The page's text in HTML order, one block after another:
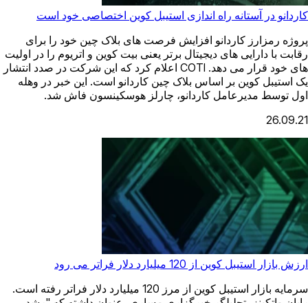
کاردانو در آستانه راه اندازی استیبل کوین اختصاصی خود است
پروژه رمزارز کاردانو افزایش فرصت های بلاک چین خود را برای
رقابت با دارایی های دیجیتال برتر یعنی بیت کوین و اتریوم را در اولیت
های خود قرار می دهد. COTI اعلام کرد که این شرکت در صدد انتشار
یک استیبل کوین بر اساس بلاک چین کاردانو است. این خبر در وهله
اول توسط مدیرعامل کاردانو، چارلز هوسکینسون فاش شد.
26.09.21
ارزش بازار استیبل کوین از 120 میلیارد دلار فراتر می رود
سرمایه بازار استیبل کوین از مرز 120 میلیارد دلار فراتر رفته است.